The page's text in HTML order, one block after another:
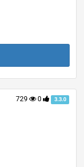
729 0 3.3.0